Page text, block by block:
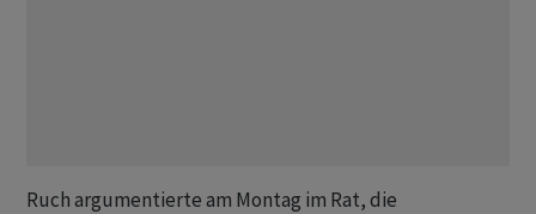
Ruch argumentierte am Montag im Rat, die